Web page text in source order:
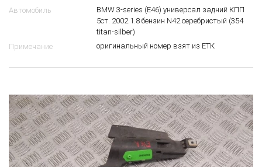
Автомобиль
BMW 3-series (E46) универсал задний КПП
5ст. 2002 1.8 бензин N42 серебристый (354
titan-silber)
Примечание
оригинальный номер взят из ЕТК